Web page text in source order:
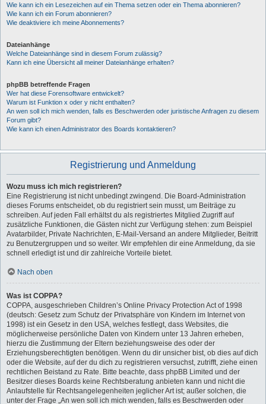
Wie kann ich ein Lesezeichen auf ein Thema setzen oder ein Thema abonnieren?
Wie kann ich ein Forum abonnieren?
Wie deaktiviere ich meine Abonnements?
Dateianhänge
Welche Dateianhänge sind in diesem Forum zulässig?
Kann ich eine Übersicht all meiner Dateianhänge erhalten?
phpBB betreffende Fragen
Wer hat diese Forensoftware entwickelt?
Warum ist Funktion x oder y nicht enthalten?
An wen soll ich mich wenden, falls es Beschwerden oder juristische Anfragen zu diesem
Forum gibt?
Wie kann ich einen Administrator des Boards kontaktieren?
Registrierung und Anmeldung
Wozu muss ich mich registrieren?
Eine Registrierung ist nicht unbedingt zwingend. Die Board-Administration
dieses Forums entscheidet, ob du registriert sein musst, um Beiträge zu
schreiben. Auf jeden Fall erhältst du als registriertes Mitglied Zugriff auf
zusätzliche Funktionen, die Gästen nicht zur Verfügung stehen: zum Beispiel
Avatarbilder, Private Nachrichten, E-Mail-Versand an andere Mitglieder, Beitritt
zu Benutzergruppen und so weiter. Wir empfehlen dir eine Anmeldung, da sie
schnell erledigt ist und dir zahlreiche Vorteile bietet.
Nach oben
Was ist COPPA?
COPPA, ausgeschrieben Children’s Online Privacy Protection Act of 1998
(deutsch: Gesetz zum Schutz der Privatsphäre von Kindern im Internet von
1998) ist ein Gesetz in den USA, welches festlegt, dass Websites, die
möglicherweise persönliche Daten von Kindern unter 13 Jahren erheben,
hierzu die Zustimmung der Eltern beziehungsweise des oder der
Erziehungsberechtigten benötigen. Wenn du dir unsicher bist, ob dies auf dich
oder die Website, auf der du dich zu registrieren versuchst, zutrifft, ziehe einen
rechtlichen Beistand zu Rate. Bitte beachte, dass phpBB Limited und der
Besitzer dieses Boards keine Rechtsberatung anbieten kann und nicht die
Anlaufstelle für Rechtsangelegenheiten jeglicher Art ist; außer solchen, die
unter der Frage „An wen soll ich mich wenden, falls es Beschwerden oder